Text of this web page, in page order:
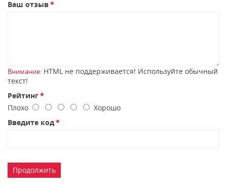
Ваш отзыв
Внимание: HTML не поддерживается! Используйте обычный
текст!
Рейтинг
Плохо
Хорошо
Введите код
Продолжить